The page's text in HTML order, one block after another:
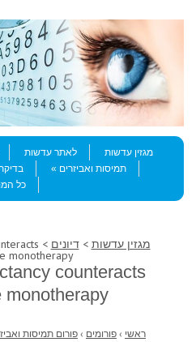
Menu
Skip to content
מגזין עדשות
לאתר עדשות
תמיסות ואביזרים
כל
מגזין עדשות >דיונים
monotherapy.
counteracts
ראשי › פורומים ›פורום תמיסות